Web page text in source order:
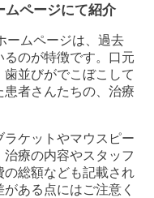
ムページにて紹介
ームページは、過去
のが特徴です。口元
並びがでこぼこして
者さんたちの、治療
ケットやマウスピー
療の内容やスタッフ
総額なども記載され
ある点にはご注意く